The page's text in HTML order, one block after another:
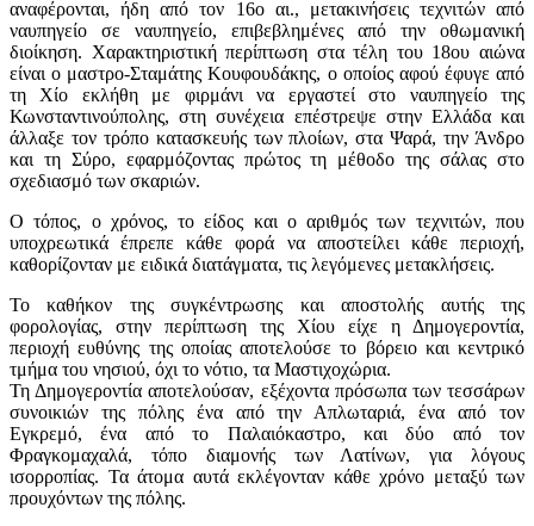
αναφέρονται, ήδη από τον 16ο αι., μετακινήσεις τεχνιτών από
ναυπηγείο σε ναυπηγείο, επιβεβλημένες από την οθωμανική
διοίκηση. Χαρακτηριστική περίπτωση στα τέλη του 18ου αιώνα
είναι ο μαστρο-Σταμάτης Κουφουδάκης, ο οποίος αφού έφυγε από
τη Χίο εκλήθη με φιρμάνι να εργαστεί στο ναυπηγείο της
Κωνσταντινούπολης, στη συνέχεια επέστρεψε στην Ελλάδα και
άλλαξε τον τρόπο κατασκευής των πλοίων, στα Ψαρά, την Άνδρο
και τη Σύρο, εφαρμόζοντας πρώτος τη μέθοδο της σάλας στο
σχεδιασμό των σκαριών.
Ο τόπος, ο χρόνος, το είδος και ο αριθμός των τεχνιτών, που
υποχρεωτικά έπρεπε κάθε φορά να αποστείλει κάθε περιοχή,
καθορίζονταν με ειδικά διατάγματα, τις λεγόμενες μετακλήσεις.
Το καθήκον της συγκέντρωσης και αποστολής αυτής της
φορολογίας, στην περίπτωση της Χίου είχε η Δημογεροντία,
περιοχή ευθύνης της οποίας αποτελούσε το βόρειο και κεντρικό
τμήμα του νησιού, όχι το νότιο, τα Μαστιχοχώρια.
Τη Δημογεροντία αποτελούσαν, εξέχοντα πρόσωπα των τεσσάρων
συνοικιών της πόλης ένα από την Απλωταριά, ένα από τον
Εγκρεμό, ένα από το Παλαιόκαστρο, και δύο από τον
Φραγκομαχαλά, τόπο διαμονής των Λατίνων, για λόγους
ισορροπίας. Τα άτομα αυτά εκλέγονταν κάθε χρόνο μεταξύ των
προυχόντων της πόλης.